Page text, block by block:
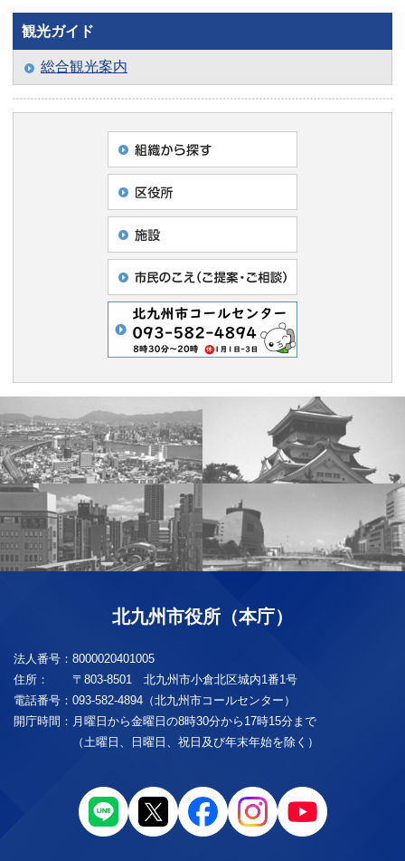
観光ガイド
総合観光案内
北九州市役所（本庁）
法人番号： 8000020401005
住所：
〒803-8501 北九州市小倉北区城内1番1号
電話番号： 093-582-4894（北九州市コールセンター）
開庁時間： 月曜日から金曜日の8時30分から17時15分まで
（土曜日、日曜日、祝日及び年末年始を除く）